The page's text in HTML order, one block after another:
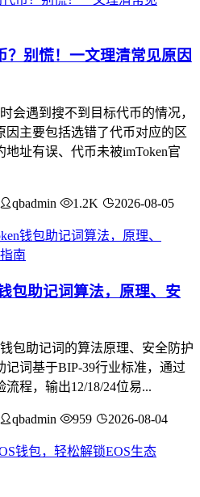
？别慌！一文理清常见原因
会遇到搜不到目标代币的情况，
因主要包括选错了代币对应的区
址有误、代币未被imToken官
qbadmin 1.2K 2026-08-05
包助记词算法，原理、安
包助记词的算法原理、安全防护
记词基于BIP-39行业标准，通过
程，输出12/18/24位易...
qbadmin 959 2026-08-04